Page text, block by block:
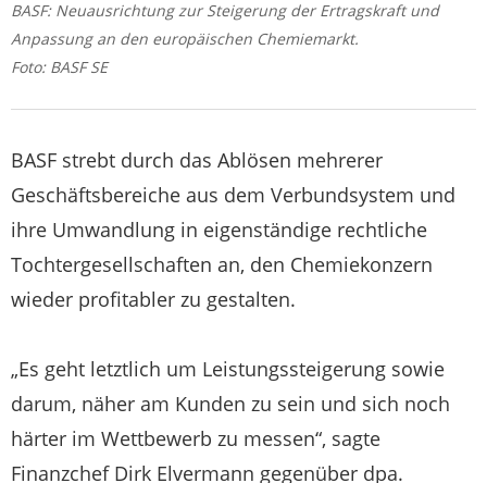
BASF: Neuausrichtung zur Steigerung der Ertragskraft und
Anpassung an den europäischen Chemiemarkt.
Foto: BASF SE
BASF strebt durch das Ablösen mehrerer
Geschäftsbereiche aus dem Verbundsystem und
ihre Umwandlung in eigenständige rechtliche
Tochtergesellschaften an, den Chemiekonzern
wieder profitabler zu gestalten.
„Es geht letztlich um Leistungssteigerung sowie
darum, näher am Kunden zu sein und sich noch
härter im Wettbewerb zu messen“, sagte
Finanzchef Dirk Elvermann gegenüber dpa.